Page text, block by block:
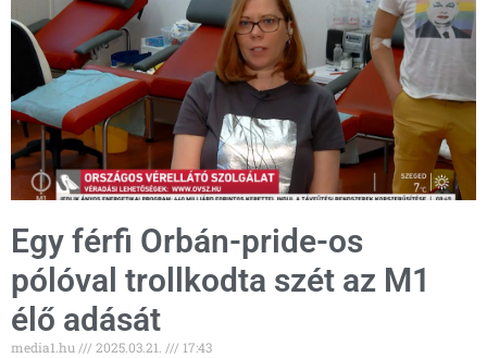
Egy férfi Orbán-pride-os
pólóval trollkodta szét az M1
élő adását
media1.hu 2025.03.21. 17:43